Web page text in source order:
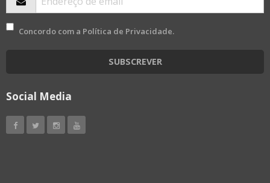
Concordo com a Política de Privacidade.
SUBSCREVER
Social Media